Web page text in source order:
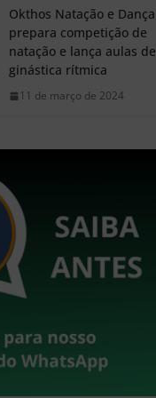
Okthos Natação e Dança
prepara competição de
natação e lança aulas de
ginástica rítmica
11 de março de 2024